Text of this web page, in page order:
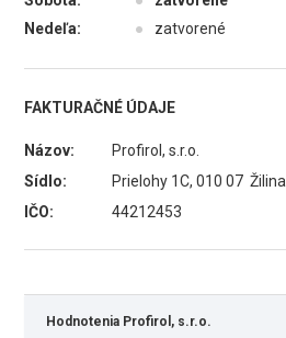
Nedeľa:
● zatvorené
FAKTURAČNÉ ÚDAJE
Názov:
Profirol, s.r.o.
Sídlo:
Prielohy 1C, 010 07 Žilina
IČO:
44212453
Hodnotenia Profirol, s.r.o.